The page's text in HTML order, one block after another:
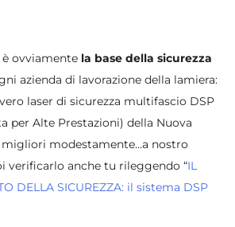
ovviamente la base della sicurezza
azienda di lavorazione della lamiera:
laser di sicurezza multifascio DSP
per Alte Prestazioni) della Nuova
migliori modestamente…a nostro
verificarlo anche tu rileggendo “IL
DELLA SICUREZZA: il sistema DSP